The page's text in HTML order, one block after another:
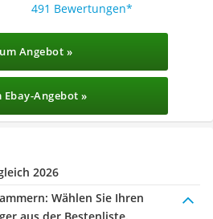
491 Bewertungen
Angebot »
Ebay-Angebot »
2026
Wählen Sie Ihren